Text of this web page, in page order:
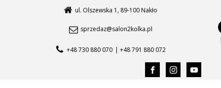
ul. Olszewska 1, 89-100 Nakło
sprzedaz@salon2kolka.pl
+48 730 880 070 | +48 791 880 072